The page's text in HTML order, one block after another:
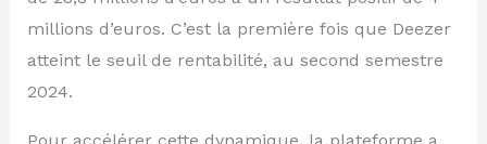
millions d’euros. C’est la première fois que Deezer
atteint le seuil de rentabilité, au second semestre
2024.
Pour accélérer cette dynamique, la plateforme a